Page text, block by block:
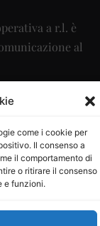
come i cookie per
Il consenso a
il comportamento di
o ritirare il consenso
e funzioni.
a r.l. è
al